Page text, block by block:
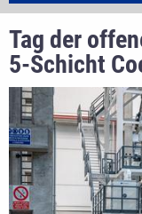
Tag der
5-Schicht
TechnoFLEX